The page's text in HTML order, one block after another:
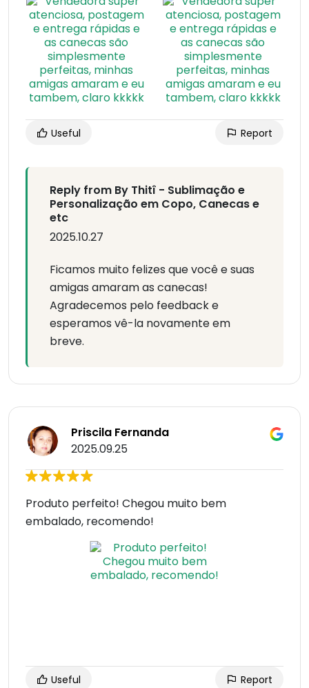
Useful Report
Reply from By Thitî - Sublimação e
Personalização em Copo, Canecas e
etc
2025.10.27
Ficamos muito felizes que você e suas
amigas amaram as canecas!
Agradecemos pelo feedback e
esperamos vê-la novamente em
breve.
Priscila Fernanda
2025.09.25
Produto perfeito! Chegou muito bem
embalado, recomendo!
Useful Report